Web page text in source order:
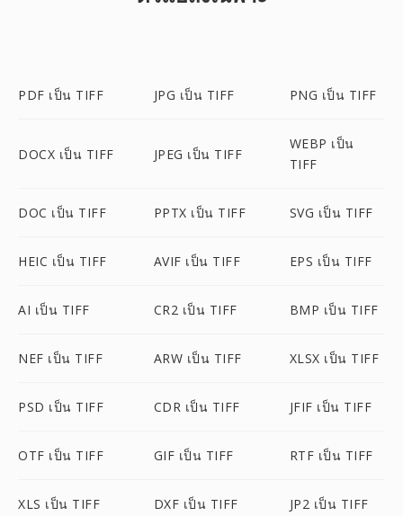
PDF เป็น TIFF JPG เป็น TIFF PNG เป็น TIFF
DOCX เป็น TIFF JPEG เป็น TIFF
WEBP เป็น
TIFF
DOC เป็น TIFF PPTX เป็น TIFF SVG เป็น TIFF
HEIC เป็น TIFF AVIF เป็น TIFF EPS เป็น TIFF
AI เป็น TIFF CR2 เป็น TIFF BMP เป็น TIFF
NEF เป็น TIFF ARW เป็น TIFF XLSX เป็น TIFF
PSD เป็น TIFF CDR เป็น TIFF JFIF เป็น TIFF
OTF เป็น TIFF GIF เป็น TIFF RTF เป็น TIFF
XLS เป็น TIFF DXF เป็น TIFF JP2 เป็น TIFF